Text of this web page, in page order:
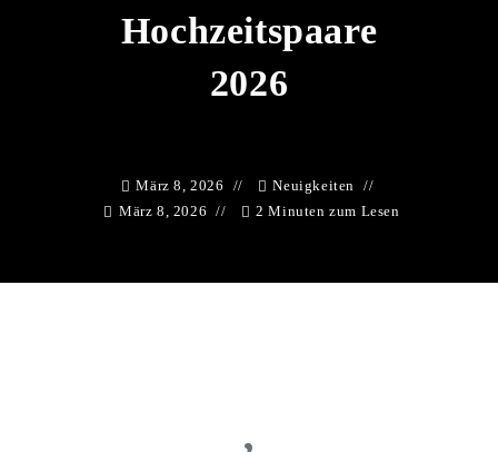
Hochzeitspaare
2026
März 8, 2026
Neuigkeiten
März 8, 2026
2 Minuten zum Lesen